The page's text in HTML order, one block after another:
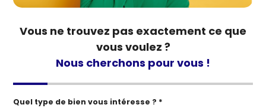
Vous ne trouvez pas exactement ce que
vous voulez ?
Nous cherchons pour vous !
Quel type de bien vous intéresse ? *